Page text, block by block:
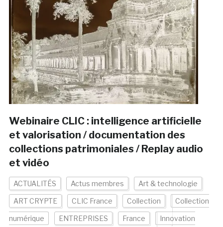
Webinaire CLIC : intelligence artificielle
et valorisation / documentation des
collections patrimoniales / Replay audio
et vidéo
ACTUALITÉS Actus membres Art & technologie
ART CRYPTE CLIC France Collection Collection
numérique ENTREPRISES France Innovation